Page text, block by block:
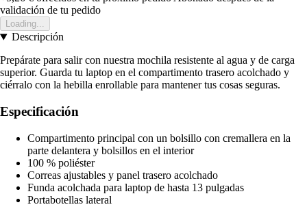
validación de tu pedido
Loading...
Descripción
Prepárate para salir con nuestra mochila resistente al agua y de carga
superior. Guarda tu laptop en el compartimento trasero acolchado y
ciérralo con la hebilla enrollable para mantener tus cosas seguras.
Especificación
Compartimento principal con un bolsillo con cremallera en la
parte delantera y bolsillos en el interior
100 % poliéster
Correas ajustables y panel trasero acolchado
Funda acolchada para laptop de hasta 13 pulgadas
Portabotellas lateral